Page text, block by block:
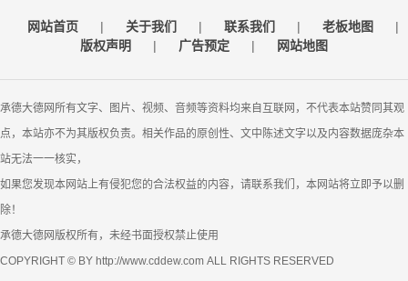
网站首页 | 关于我们 | 联系我们 | 老板地图
|
版权声明
| 广告预定 | 网站地图
承德大德网所有文字、图片、视频、音频等资料均来自互联网，不代表本站赞同其观
点，本站亦不为其版权负责。相关作品的原创性、文中陈述文字以及内容数据庞杂本
站无法一一核实，
如果您发现本网站上有侵犯您的合法权益的内容，请联系我们，本网站将立即予以删
除！
承德大德网版权所有，未经书面授权禁止使用
COPYRIGHT © BY http://www.cddew.com ALL RIGHTS RESERVED